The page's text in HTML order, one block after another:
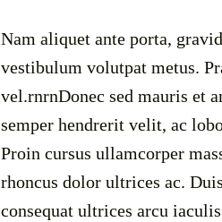
Nam aliquet ante porta,
vestibulum volutpat metus.
vel.rnrnDonec sed mauris et
semper hendrerit velit, ac
Proin cursus ullamcorper
rhoncus dolor ultrices ac.
consequat ultrices arcu